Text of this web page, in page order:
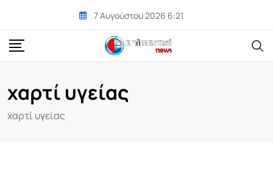
content
7 Αυγούστου 2026 6:21
χαρτί υγείας
χαρτί υγείας